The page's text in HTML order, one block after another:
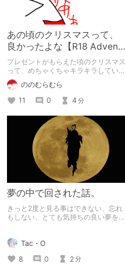
あの頃のクリスマスって、
良かったよな【R18 Advent
Calendar 2024】
プレゼントがもらえた頃のクリスマス
って、めちゃくちゃキラキラしていま
したよね。あの頃のワクワク感を返し
て欲しい。DLチャンネルR18 Advent
Calendar 2024の12/25分の記事で
す。
ののむらむら
11
0 4 分
夢の中で回された話。
きっと2度と見る事はできない、忘れ
もしない、とても気持ちの良い夢を見
Tac・O
8
0 2分